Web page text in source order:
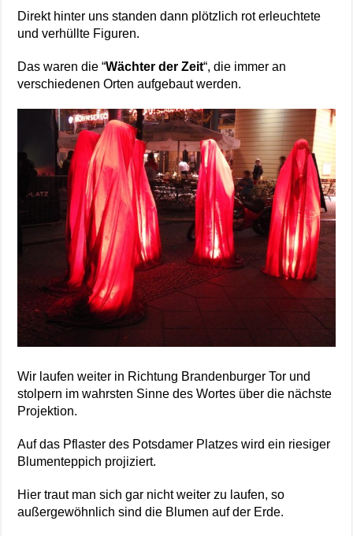
Direkt hinter uns standen dann plötzlich rot erleuchtete
und verhüllte Figuren.
Das waren die “Wächter der Zeit“, die immer an
verschiedenen Orten aufgebaut werden.
Wir laufen weiter in Richtung Brandenburger Tor und
stolpern im wahrsten Sinne des Wortes über die nächste
Projektion.
Auf das Pflaster des Potsdamer Platzes wird ein riesiger
Blumenteppich projiziert.
Hier traut man sich gar nicht weiter zu laufen, so
außergewöhnlich sind die Blumen auf der Erde.